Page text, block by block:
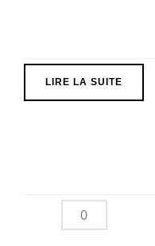
LIRE LA SUITE